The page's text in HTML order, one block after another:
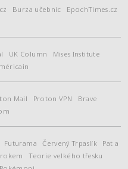
Burza učebnic
EpochTimes.cz
UK Column
Mises Institute
Mail Proton VPN
Brave
Futurama Červený Trpaslík
Pat a
Teorie velkého třesku